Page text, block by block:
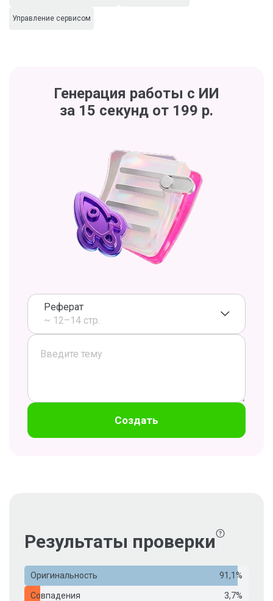
Управление сервисом
Генерация работы с ИИ
за 15 секунд от 199 р.
Реферат
~ 12–14 стр.
Создать
Результаты проверки
Оригинальность 91,1%
Совпадения 3,7%